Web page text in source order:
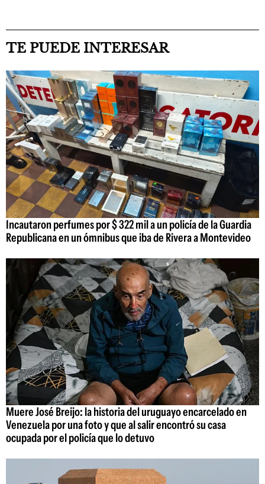
TE PUEDE INTERESAR
Incautaron perfumes por $ 322 mil a un policía de la Guardia
Republicana en un ómnibus que iba de Rivera a Montevideo
Muere José Breijo: la historia del uruguayo encarcelado en
Venezuela por una foto y que al salir encontró su casa
ocupada por el policía que lo detuvo